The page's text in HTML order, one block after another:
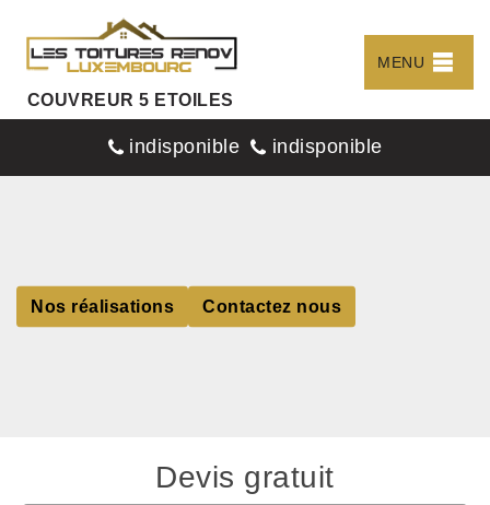
COUVREUR 5 ETOILES
MENU
indisponible indisponible
Nos réalisations Contactez nous
Devis gratuit